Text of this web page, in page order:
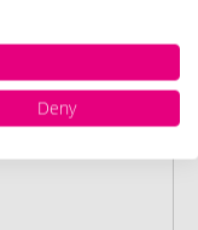
Deny